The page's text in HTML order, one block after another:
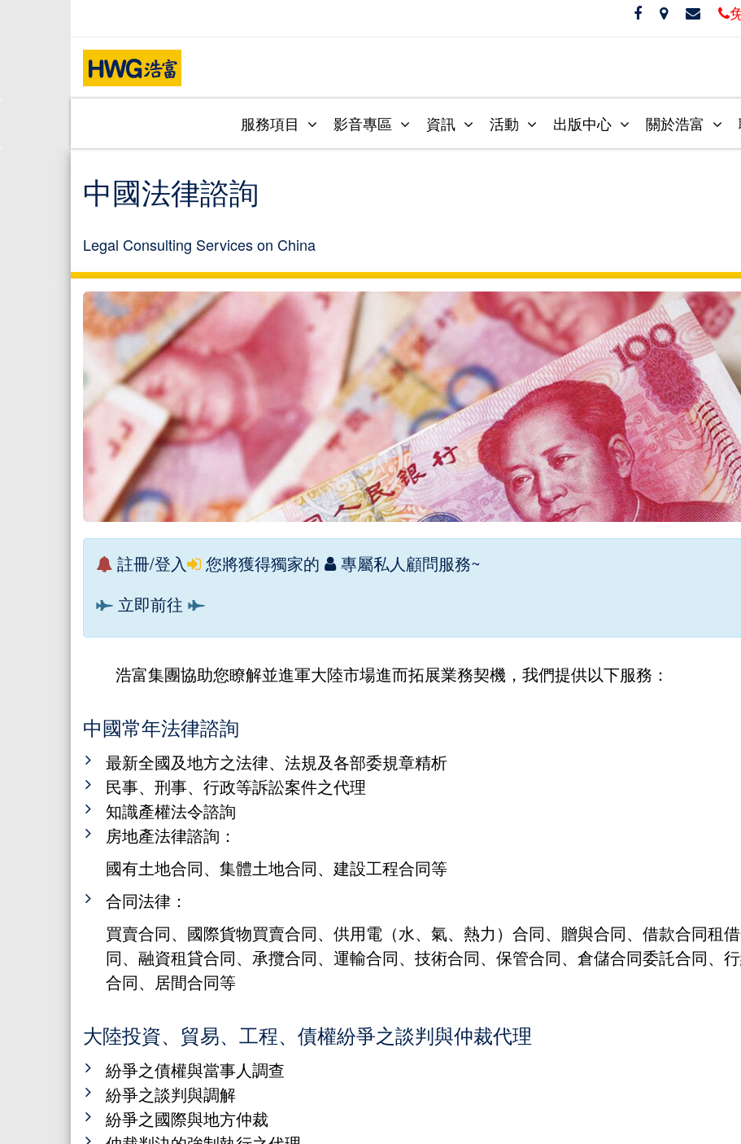
服務項目 影音專區 資訊 活動 出版中心 關於浩富
中國法律諮詢
Legal Consulting Services on China
註冊/登入 您將獲得獨家的
專屬私人顧問服務~
立即前往
浩富集團協助您瞭解並進軍大陸市場進而拓展業務契機，我們提供以下服務：
中國常年法律諮詢
最新全國及地方之法律、法規及各部委規章精析
民事、刑事、行政等訴訟案件之代理
知識產權法令諮詢
房地產法律諮詢：
國有土地合同、集體土地合同、建設工程合同等
合同法律：
買賣合同、國際貨物買賣合同、供用電（水、氣、熱力）合同、贈與合同、借款合同租
同、融資租貸合同、承攬合同、運輸合同、技術合同、保管合同、倉儲合同委託合同、
合同、居間合同等
大陸投資、貿易、工程、債權紛爭之談判與仲裁代理
紛爭之債權與當事人調查
紛爭之談判與調解
紛爭之國際與地方仲裁